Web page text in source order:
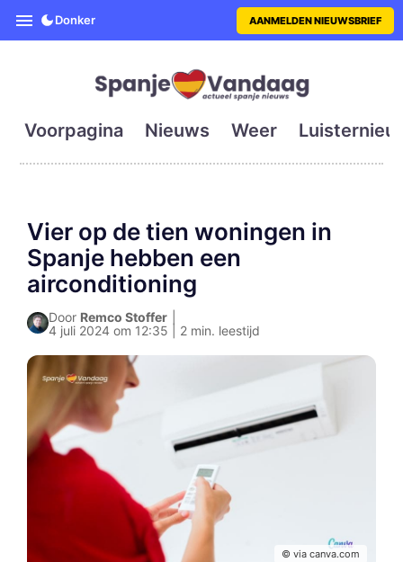
SpanjeVandaag is de eerste
Donker AANMELDEN NIEUWSBRIEF
Voorpagina Nieuws Weer
Vier op de tien woningen in
Spanje hebben een
airconditioning
Door Remco Stoffer
4 juli 2024 om 12:35 | 2 min. leestijd
© via canva.com